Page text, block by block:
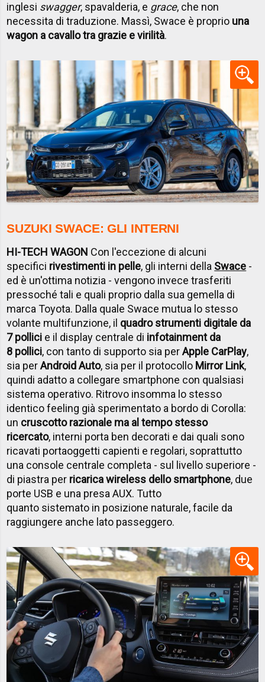
inglesi swagger, spavalderia, e grace, che non
necessita di traduzione. Massì, Swace è proprio una
wagon a cavallo tra grazie e virilità.
SUZUKI SWACE: GLI INTERNI
HI-TECH WAGON Con l'eccezione di alcuni
specifici rivestimenti in pelle, gli interni della Swace -
ed è un'ottima notizia - vengono invece trasferiti
pressoché tali e quali proprio dalla sua gemella di
marca Toyota. Dalla quale Swace mutua lo stesso
volante multifunzione, il quadro strumenti digitale da
7 pollici e il display centrale di infotainment da
8 pollici, con tanto di supporto sia perApple CarPlay,
sia perAndroid Auto, sia per il protocollo Mirror Link,
quindi adatto a collegare smartphone con qualsiasi
sistema operativo. Ritrovo insomma lo stesso
identico feeling già sperimentato a bordo di Corolla:
un cruscotto razionale ma al tempo stesso
ricercato, interni porta ben decorati e dai quali sono
ricavati portaoggetti capienti e regolari, soprattutto
una console centrale completa - sul livello superiore -
di piastra per ricarica wireless dello smartphone, due
porte USB e una presa AUX. Tutto
quanto sistemato in posizione naturale, facile da
raggiungere anche lato passeggero.